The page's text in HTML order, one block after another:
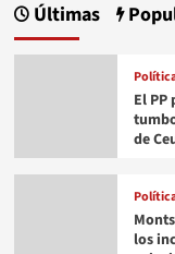
Últimas
El PP
de
los